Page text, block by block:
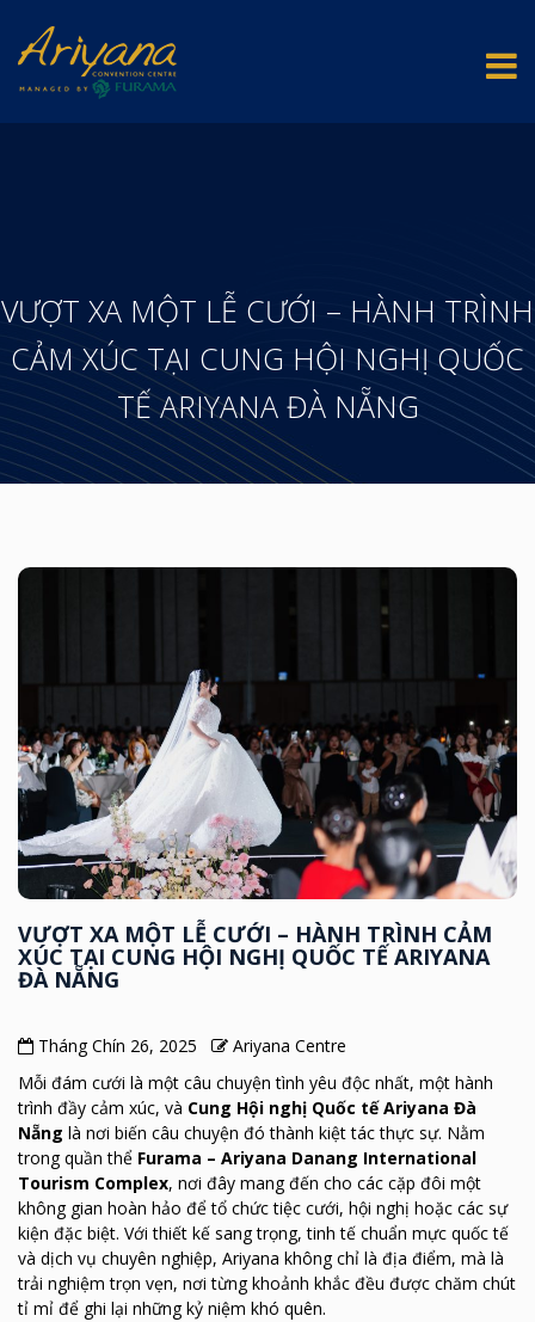
VƯỢT XA MỘT LỄ CƯỚI – HÀNH TRÌNH
CẢM XÚC TẠI CUNG HỘI NGHỊ QUỐC
TẾ ARIYANA ĐÀ NẴNG
VƯỢT XA MỘT LỄ CƯỚI – HÀNH TRÌNH CẢM
XÚC TẠI CUNG HỘI NGHỊ QUỐC TẾ ARIYANA
ĐÀ NẴNG
Tháng Chín 26, 2025
Ariyana Centre
Mỗi đám cưới là một câu chuyện tình yêu độc nhất, một hành
trình đầy cảm xúc, và Cung Hội nghị Quốc tế Ariyana Đà
Nẵng là nơi biến câu chuyện đó thành kiệt tác thực sự. Nằm
trong quần thể Furama – Ariyana Danang International
Tourism Complex, nơi đây mang đến cho các cặp đôi một
không gian hoàn hảo để tổ chức tiệc cưới, hội nghị hoặc các sự
kiện đặc biệt. Với thiết kế sang trọng, tinh tế chuẩn mực quốc tế
và dịch vụ chuyên nghiệp, Ariyana không chỉ là địa điểm, mà là
trải nghiệm trọn vẹn, nơi từng khoảnh khắc đều được chăm chút
tỉ mỉ để ghi lại những kỷ niệm khó quên.